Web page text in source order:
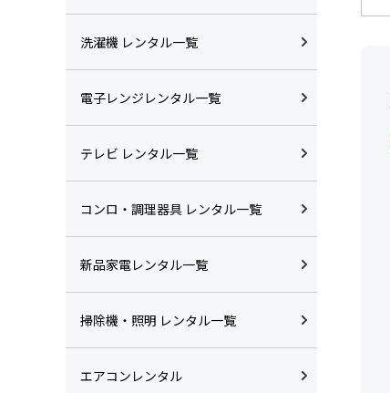
洗濯機 レンタル一覧
電子レンジレンタル一覧
テレビ レンタル一覧
コンロ・調理器具 レンタル一覧
新品家電レンタル一覧
掃除機・照明 レンタル一覧
エアコンレンタル